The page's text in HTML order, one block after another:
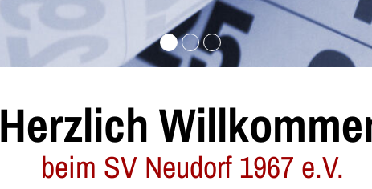
Herzlich
beim SV Neudorf 1967 e.V.